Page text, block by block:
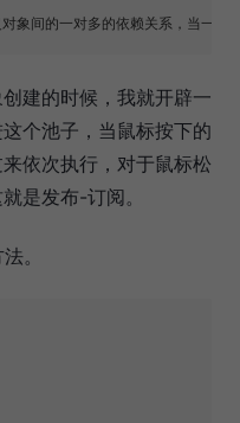
建的时候，我就开辟一
个池子，当鼠标按下的
依次执行，对于鼠标松
是发布-订阅。
。